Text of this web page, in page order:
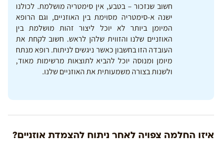
חשוב שנזכור – בטבע, אין סימטריה מושלמת. לכולנו
ישנה א-סימטריה מסוימת בין האוזניים, וגם הרופא
המיומן ביותר לא יוכל ליצור זהות מושלמת בין
האוזניים שלנו והזווית שלהן לראש. חשוב לקחת את
העובדה הזו בחשבון כאשר ניגשים לניתוח. רופא מנתח
מיומן ומנוסה יוכל להביא לתוצאות מרשימות מאוד,
ולשנות בצורה משמעותית את האוזניים שלנו.
איזו החלמה צפויה לאחר ניתוח להצמדת אוזניים?